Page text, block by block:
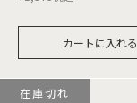
カートに入れる
在庫切れ